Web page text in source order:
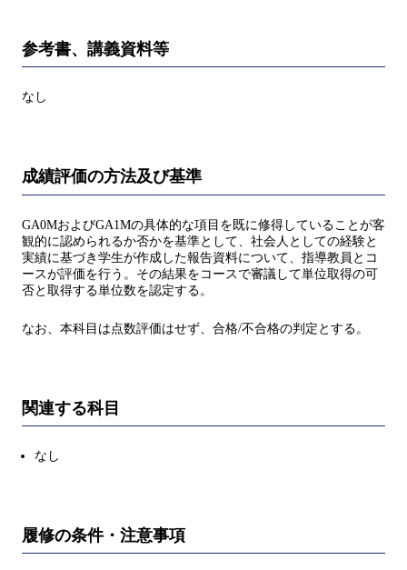
参考書、講義資料等
なし
成績評価の方法及び基準
GA0MおよびGA1Mの具体的な項目を既に修得していることが客
観的に認められるか否かを基準として、社会人としての経験と
実績に基づき学生が作成した報告資料について、指導教員とコ
ースが評価を行う。その結果をコースで審議して単位取得の可
否と取得する単位数を認定する。
なお、本科目は点数評価はせず、合格/不合格の判定とする。
関連する科目
なし
履修の条件・注意事項